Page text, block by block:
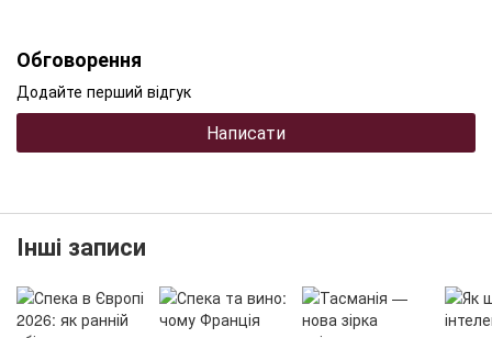
Обговорення
Додайте перший відгук
Написати
Інші записи